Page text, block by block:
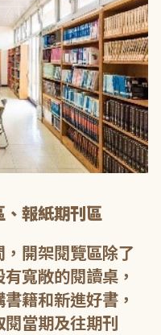
、報紙期刊區
開架閱覽區除了
寬敞的閱讀桌，
籍和新進好書，
當期及往期刊